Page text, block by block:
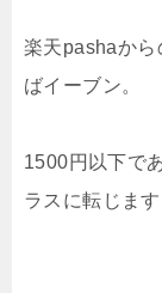
楽天pashaか
ばイーブン。
1500円以下で
ラスに転じます